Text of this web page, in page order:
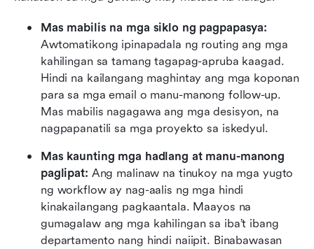
Awtomatikong ipinapadala ng routing ang mga
kahilingan sa tamang tagapag-apruba kaagad.
Hindi na kailangang maghintay ang mga koponan
para sa mga email o manu-manong follow-up.
Mas mabilis nagagawa ang mga desisyon, na
nagpapanatili sa mga proyekto sa iskedyul.
Mas kaunting mga hadlang at manu-manong
paglipat: Ang malinaw na tinukoy na mga yugto
ng workflow ay nag-aalis ng mga hindi
kinakailangang pagkaantala. Maayos na
gumagalaw ang mga kahilingan sa iba’t ibang
departamento nang hindi naiipit. Binabawasan